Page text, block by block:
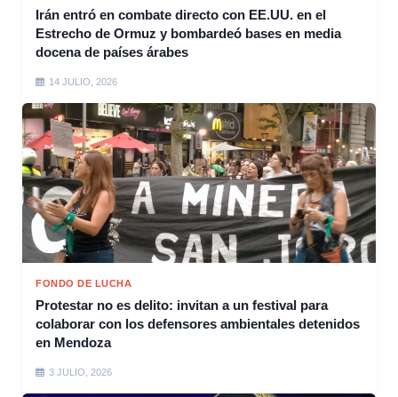
Irán entró en combate directo con EE.UU. en el
Estrecho de Ormuz y bombardeó bases en media
docena de países árabes
14 JULIO, 2026
FONDO DE LUCHA
Protestar no es delito: invitan a un festival para
colaborar con los defensores ambientales detenidos
en Mendoza
3 JULIO, 2026